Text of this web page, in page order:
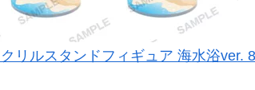
リルスタンドフィギュア 海水浴ver.